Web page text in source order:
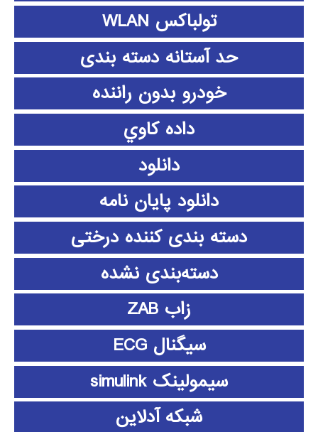
تولباکس WLAN
حد آستانه دسته بندی
خودرو بدون راننده
داده كاوي
دانلود
دانلود پايان نامه
دسته بندی کننده درختی
دسته‌بندی نشده
زاب ZAB
سیگنال ECG
سیمولینک simulink
شبکه آدلاین